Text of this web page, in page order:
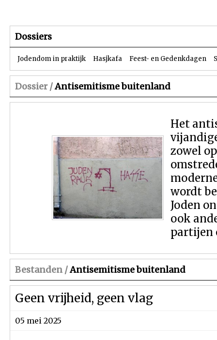
Dossiers
Jodendom in praktijk Hasjkafa Feest- en Gedenkdagen
Dossier /Antisemitisme buitenland
Het
zowel
wordt
Joden
ook
partijen
Bestanden /Antisemitisme buitenland
Geen vrijheid, geen vlag
05 mei 2025